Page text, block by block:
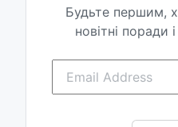
Будьте першим,
новітні поради